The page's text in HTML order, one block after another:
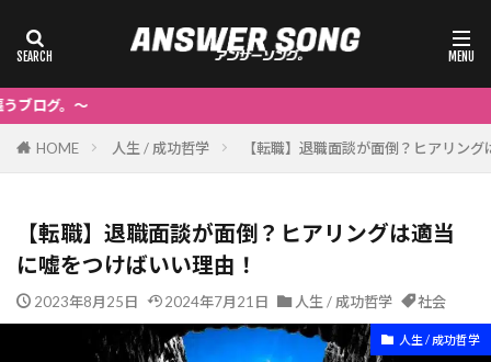
HOME 人生 / 成功哲学 【転職】退職面談が面倒？ヒアリン
【転職】退職面談が面倒？ヒアリングは適当
に嘘をつけばいい理由！
2023年8月25日 2024年7月21日 人生 / 成功哲学 社会
人生 / 成功哲学